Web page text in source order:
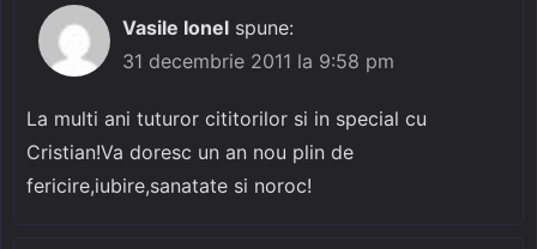
Vasile Ionel spune:
31 decembrie 2011 la 9:58 pm
La multi ani tuturor cititorilor si in special cu
Cristian!Va doresc un an nou plin de
fericire,iubire,sanatate si noroc!